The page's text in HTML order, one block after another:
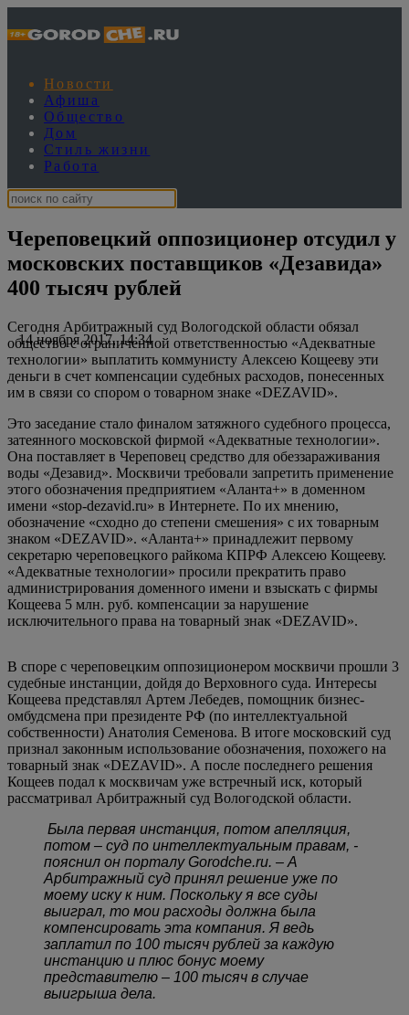
Новости
Афиша
Общество
Дом
Стиль жизни
Работа
Череповецкий оппозиционер отсудил у
московских поставщиков «Дезавида»
400 тысяч рублей
14 ноября 2017, 14:34
Сегодня Арбитражный суд Вологодской области обязал
общество с ограниченной ответственностью «Адекватные
технологии» выплатить коммунисту Алексею Кощееву эти
деньги в счет компенсации судебных расходов, понесенных
им в связи со спором о товарном знаке «DEZAVID».
Это заседание стало финалом затяжного судебного процесса,
затеянного московской фирмой «Адекватные технологии».
Она поставляет в Череповец средство для обеззараживания
воды «Дезавид». Москвичи требовали запретить применение
этого обозначения предприятием «Аланта+» в доменном
имени «stop-dezavid.ru» в Интернете. По их мнению,
обозначение «сходно до степени смешения» с их товарным
знаком «DEZAVID». «Аланта+» принадлежит первому
секретарю череповецкого райкома КПРФ Алексею Кощееву.
«Адекватные технологии» просили прекратить право
администрирования доменного имени и взыскать с фирмы
Кощеева 5 млн. руб. компенсации за нарушение
исключительного права на товарный знак «DEZAVID».
В споре с череповецким оппозиционером москвичи прошли 3
судебные инстанции, дойдя до Верховного суда. Интересы
Кощеева представлял Артем Лебедев, помощник бизнес-
омбудсмена при президенте РФ (по интеллектуальной
собственности) Анатолия Семенова. В итоге московский суд
признал законным использование обозначения, похожего на
товарный знак «DEZAVID». А после последнего решения
Кощеев подал к москвичам уже встречный иск, который
рассматривал Арбитражный суд Вологодской области.
Была первая инстанция, потом апелляция,
потом – суд по интеллектуальным правам, -
пояснил он порталу Gorodche.ru. – А
Арбитражный суд принял решение уже по
моему иску к ним. Поскольку я все суды
выиграл, то мои расходы должна была
компенсировать эта компания. Я ведь
заплатил по 100 тысяч рублей за каждую
инстанцию и плюс бонус моему
представителю – 100 тысяч в случае
выигрыша дела.